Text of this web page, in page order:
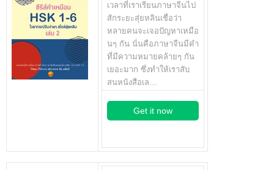
เวลาที่เราเรียนภาษาจีนไป
สักระยะสุ่ยหลินเชื่อว่า
หลายคนจะเจอปัญหาเหมือ
นๆ กัน นั่นคือภาษาจีนมีคำ
ที่มีความหมายคล้ายๆ กัน
เยอะมาก ซึ่งทำให้เราสับ
สนหนังสือเล…
Get it now